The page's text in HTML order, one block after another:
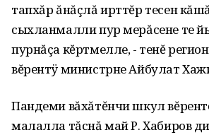
тапхăр ăнăçлă ирттĕр тесен
сыхланмалли пур мерăсене те
пурнăçа кĕртмелле, - тенĕ
вĕрентÿ министрне Айбулат
Пандеми вăхăтĕнчи шкул
малалла тăснă май Р. Хабиров